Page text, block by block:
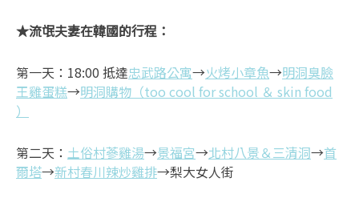
★流氓夫妻在韓國的行程：
第一天：18:00 抵達忠武路公寓→火烤小章魚→明洞臭臉
王雞蛋糕→明洞購物（too cool for school ＆ skin food
）
第二天： 土俗村蔘雞湯→景福宮→北村八景＆三清洞→首
爾塔→新村春川辣炒雞排→梨大女人街